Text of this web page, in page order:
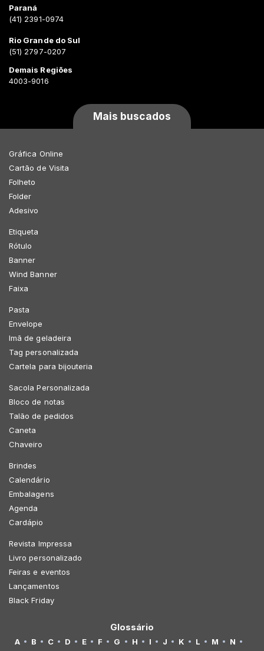
Paraná
(41) 2391-0974
Rio Grande do Sul
(51) 2797-0207
Demais Regiões
4003-9016
Mais buscados
Gráfica Online
Cartão de Visita
Folheto
Folder
Adesivo
Etiqueta
Rótulo
Banner
Wind Banner
Faixa
Pasta
Envelope
Imã de geladeira
Tag personalizada
Cartela para bijouteria
Sacola Personalizada
Bloco de notas
Talão de pedidos
Caneta
Chaveiro
Brindes
Calendário
Embalagens
Agenda
Cardápio
Revista Impressa
Livro personalizado
Feiras e eventos
Lançamentos
Black Friday
Glossário
A B C D E F G H I J K L M N